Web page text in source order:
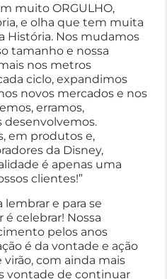
muito ORGULHO,
e olha que tem muita
História. Nos mudamos
tamanho e nossa
nos metros
ciclo, expandimos
novos mercados e nos
erramos,
desenvolvemos.
em produtos e,
da Disney,
é apenas uma
clientes!”
e para se
celebrar! Nossa
pelos anos
é da vontade e ação
virão, com ainda mais
vontade de continuar